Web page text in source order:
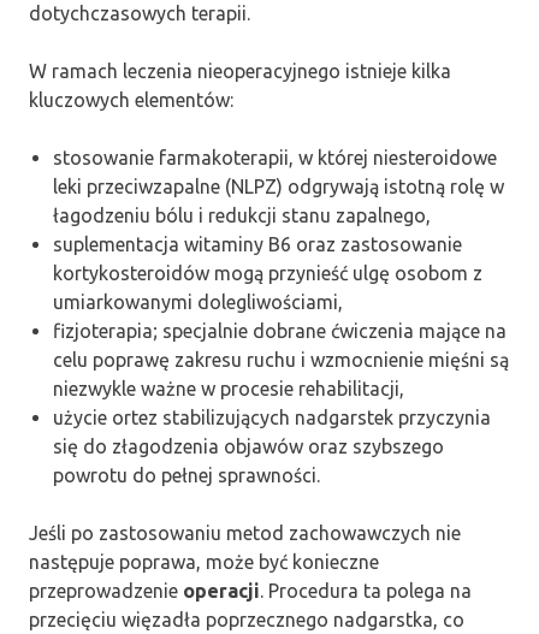
dotychczasowych terapii.
W ramach leczenia nieoperacyjnego istnieje kilka
kluczowych elementów:
stosowanie farmakoterapii, w której niesteroidowe
leki przeciwzapalne (NLPZ) odgrywają istotną rolę w
łagodzeniu bólu i redukcji stanu zapalnego,
suplementacja witaminy B6 oraz zastosowanie
kortykosteroidów mogą przynieść ulgę osobom z
umiarkowanymi dolegliwościami,
fizjoterapia; specjalnie dobrane ćwiczenia mające na
celu poprawę zakresu ruchu i wzmocnienie mięśni są
niezwykle ważne w procesie rehabilitacji,
użycie ortez stabilizujących nadgarstek przyczynia
się do złagodzenia objawów oraz szybszego
powrotu do pełnej sprawności.
Jeśli po zastosowaniu metod zachowawczych nie
następuje poprawa, może być konieczne
przeprowadzenie operacji. Procedura ta polega na
przecięciu więzadła poprzecznego nadgarstka, co